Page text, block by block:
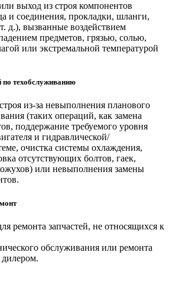
выход из строя компонентов
и соединения, прокладки, шланги,
д.), вызванные воздействием
предметов, грязью, солью,
или экстремальной температурой
по техобслуживанию
из-за невыполнения планового
(таких операций, как замена
поддержание требуемого уровня
и гидравлической/
очистка системы охлаждения,
отсутствующих болтов, гаек,
или невыполнения замены
ремонта запчастей, не относящихся к
обслуживания или ремонта